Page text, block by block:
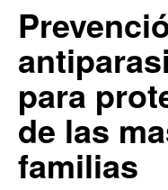
para
de las
familias